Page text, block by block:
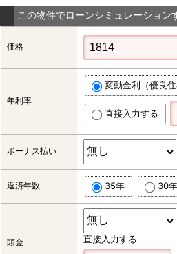
この物件でローンシミュレーション
価格
年利率
変動金利（優良
直接入力する
ボーナス払い
返済年数 35年 30年
頭金 直接入力する